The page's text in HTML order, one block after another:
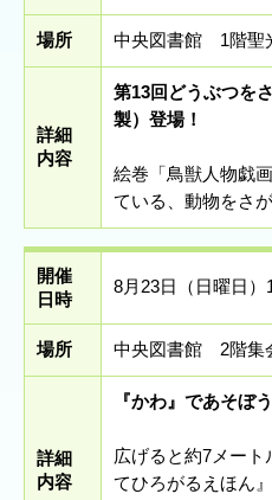
場所 中央図書館 1階聖
詳細
内容
第13回どうぶつを
製）登場！
絵巻「鳥獣人物戯
ている、動物をさ
開催
日時
8月23日（日曜日）
場所 中央図書館 2階集
詳細
内容
『かわ』であそぼう
広げると約7メー
てひろがるえほん